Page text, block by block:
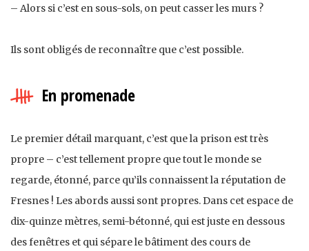
– Alors si c’est en sous-sols, on peut casser les murs ?
Ils sont obligés de reconnaître que c’est possible.
En promenade
Le premier détail marquant, c’est que la prison est très
propre – c’est tellement propre que tout le monde se
regarde, étonné, parce qu’ils connaissent la réputation de
Fresnes ! Les abords aussi sont propres. Dans cet espace de
dix-quinze mètres, semi-bétonné, qui est juste en dessous
des fenêtres et qui sépare le bâtiment des cours de